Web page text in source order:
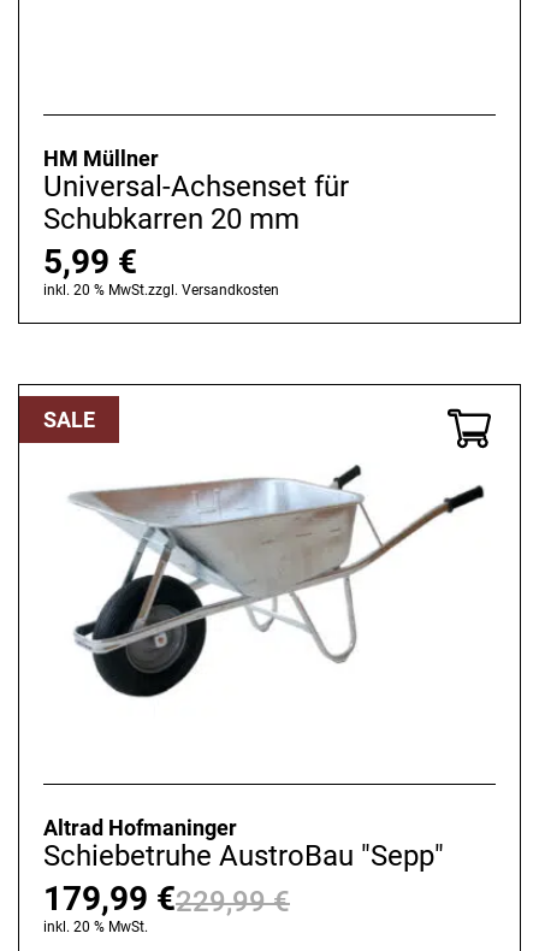
HM Müllner
Universal-Achsenset für
Schubkarren 20 mm
5,99 €
inkl. 20 % MwSt.zzgl. Versandkosten
SALE
Altrad Hofmaninger
Schiebetruhe AustroBau "Sepp"
229,99€
179,99 €
inkl. 20 % MwSt.